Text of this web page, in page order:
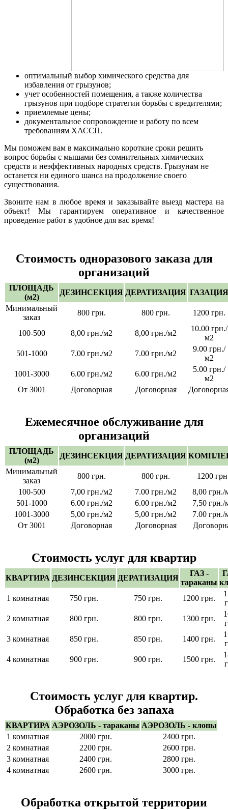
оптимальный выбор химического средства для
избавления от грызунов;
учет особенностей помещения, а также количества
грызунов при подборе стратегии борьбы с вредителями;
приемлемые цены;
документальное сопровождение и работу по всем
требованиям ХАССП.
Мы поможем вам в максимально короткие сроки решить
вопрос борьбы с мышами без сомнительных химических
средств и неэффективных народных средств. Грызунам не
останется ни единого шанса на продолжение своего
существования.
Звоните нам в любое время и заказывайте выезд мастера на
объект! Мы гарантируем оперативное и качественное
проведение работ в удобное для вас время!
Стоимость одноразового заказа для
организаций
ПЛОЩАДЬ
(м2)
ДЕЗИНСЕКЦИЯ ДЕРАТИЗАЦИЯ ГАЗАЦИЯ
Минимальный
заказ
800 грн. 800 грн. 1200 грн.
100-500 8,00 грн./м2 8,00 грн./м2
10.00 грн./
м2
501-1000
7.00 грн./м2 7.00 грн./м2
9.00 грн./
м2
1001-3000
6.00 грн./м2 6.00 грн./м2
5.00 грн./
м2
От 3001
Договорная Договорная
Ежемесячное обслуживание для
организаций
ПЛОЩАДЬ
(м2)
ДЕЗИНСЕКЦИЯ ДЕРАТИЗАЦИЯ
Минимальный
заказ
800 грн. 800 грн.
1200
100-500
7,00 грн./м2 7.00 грн./м2
8,00 грн./
501-1000
6.00 грн./м2 6.00 грн./м2
7,50 грн./
1001-3000
5,00 грн./м2 5,00 грн./м2
7.00 грн./
От 3001
Договорная Договорная
Стоимость услуг для квартир
КВАРТИРА ДЕЗИНСЕКЦИЯ ДЕРАТИЗАЦИЯ
ГАЗ -
тараканы
1 комнатная
750 грн. 750 грн. 1200 грн.
2 комнатная
800 грн. 800 грн. 1300 грн.
3 комнатная
850 грн. 850 грн. 1400 грн.
4 комнатная
900 грн. 900 грн. 1500 грн.
Стоимость услуг для квартир.
Обработка без запаха
КВАРТИРА АЭРОЗОЛЬ - тараканы АЭРОЗОЛЬ - клопы
1 комнатная
2000 грн.
2400 грн.
2 комнатная
2200 грн.
2600 грн.
3 комнатная
2400 грн.
2800 грн.
4 комнатная
2600 грн. 3000 грн.
Обработка открытой территории